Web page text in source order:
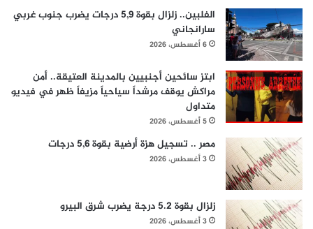
الفلبين.. زلزال بقوة 5,9 درجات يضرب جنوب غربي
سارانجاني
6 أغسطس، 2026
ابتز سائحين أجنبيين بالمدينة العتيقة.. أمن
مراكش يوقف مرشداً سياحياً مزيفاً ظهر في فيديو
متداول
5 أغسطس، 2026
مصر .. تسجيل هزة أرضية بقوة 5,6 درجات
3 أغسطس، 2026
زلزال بقوة 5.2 درجة يضرب شرق البيرو
3 أغسطس، 2026